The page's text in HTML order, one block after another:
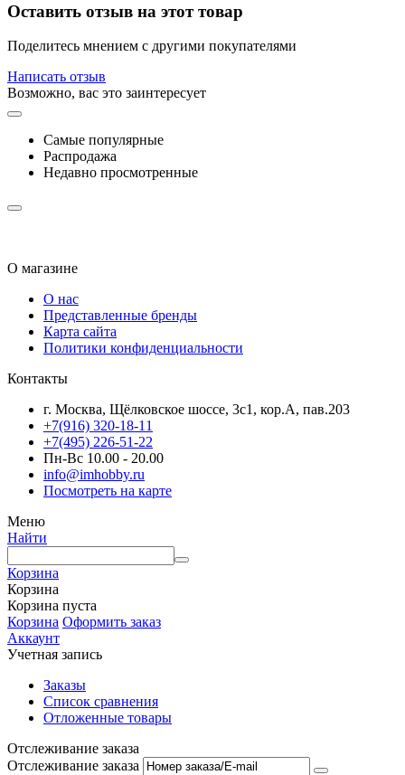
Оставить отзыв на этот товар
Поделитесь мнением с другими покупателями
Написать отзыв
Возможно, вас это заинтересует
Самые популярные
Распродажа
Недавно просмотренные
О магазине
О нас
Представленные бренды
Карта сайта
Политики конфиденциальности
Контакты
г. Москва, Щёлковское шоссе, 3с1, кор.А, пав.203
+7(916) 320-18-11
+7(495) 226-51-22
Пн-Вс 10.00 - 20.00
info@imhobby.ru
Посмотреть на карте
Меню
Найти
Корзина
Корзина
Корзина пуста
Корзина Оформить заказ
Аккаунт
Учетная запись
Заказы
Список сравнения
Отложенные товары
Отслеживание заказа
Отслеживание заказа